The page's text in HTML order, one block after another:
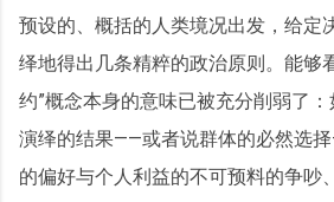
预设的、概括的人类境况出发，给定
绎地得出几条精粹的政治原则。能够
约”概念本身的意味已被充分削弱了
演绎的结果——或者说群体的必然选
的偏好与个人利益的不可预料的争吵